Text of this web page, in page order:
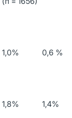
1,0% 0,6 %
1,8% 1,4%